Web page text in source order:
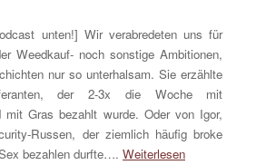
unten!] Wir verabredeten uns für
Weedkauf- noch sonstige Ambitionen,
nur so unterhalsam. Sie erzählte
der 2-3x die Woche mit
Gras bezahlt wurde. Oder von Igor,
Russen, der ziemlich häufig broke
bezahlen durfte…. Weiterlesen